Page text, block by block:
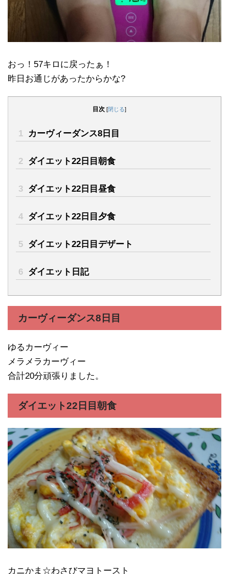
おっ！57キロに戻ったぁ！
昨日お通じがあったからかな?
目次 [閉じる]
1 カーヴィーダンス8日目
2 ダイエット22日目朝食
3 ダイエット22日目昼食
4 ダイエット22日目夕食
5 ダイエット22日目デザート
6 ダイエット日記
カーヴィーダンス8日目
ゆるカーヴィー
メラメラカーヴィー
合計20分頑張りました。
ダイエット22日目朝食
カニかま☆わさびマヨトースト